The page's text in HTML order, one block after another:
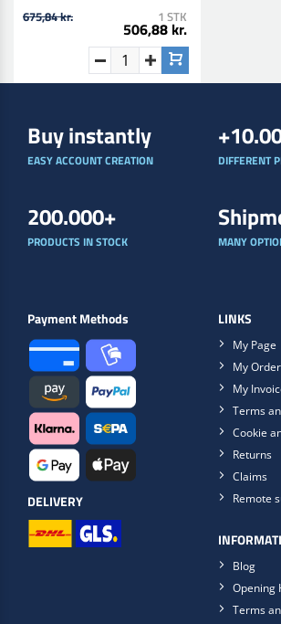
675,84 kr. 1 STK
506,88 kr.
Buy instantly
EASY ACCOUNT CREATION DIFFERENT
200.000+
PRODUCTS IN STOCK MANY
Payment Methods
DELIVERY
LINKS
My Page
My
My
Terms
Cookie
Returns
Claims
Remote
Blog
Opening
Terms